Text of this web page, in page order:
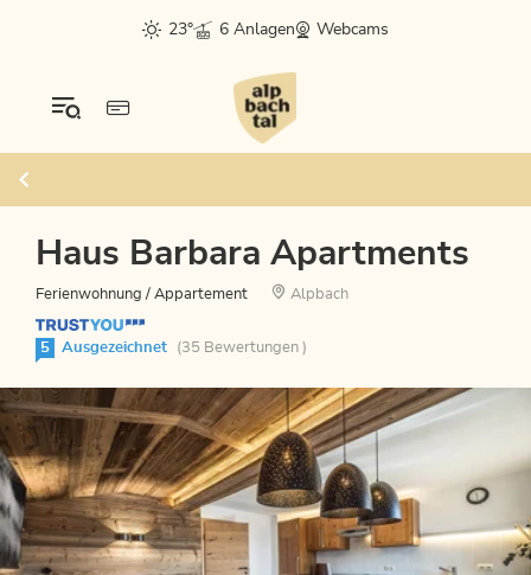
23° 6 Anlagen Webcams
Haus Barbara Apartments
Ferienwohnung / Appartement Alpbach
5 Ausgezeichnet (35 Bewertungen )